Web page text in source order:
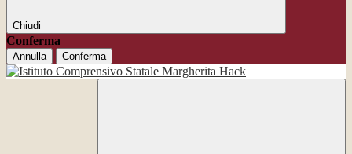
Chiudi
Conferma
Annulla Conferma